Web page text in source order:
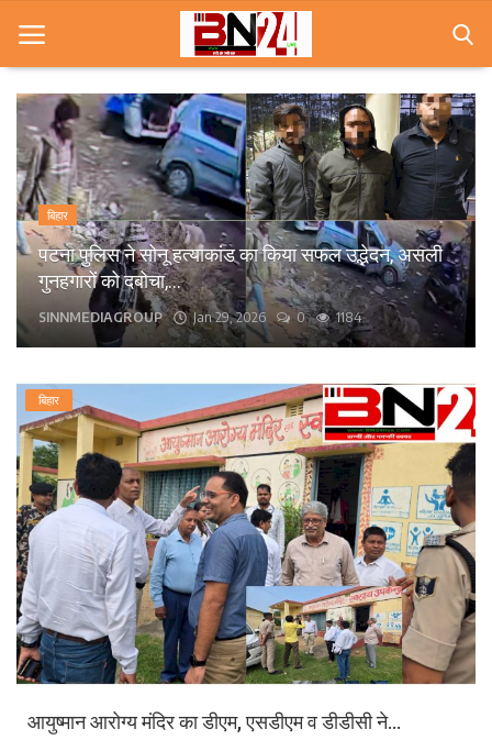
Home
खबरे
खेल
करियर
स्त्री
राज्य
कृषि
मूवी मसाला
लाइफ स्टाइल
पर्यटन
धर्म
अन्य
बिहार
पटना के कंकड़बाग केंद्रीय विद्यालय के पास बीच सड़क पर
गिरा पेड़, आवागमन बाधित।
bn24live Sep 13, 2025 0 1568
बिहार
आयुष्मान आरोग्य मंदिर का डीएम, एसडीएम व डीडीसी ने...